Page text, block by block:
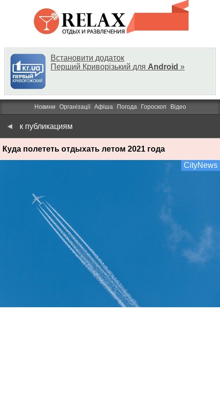
Встановити додаток
Перший Криворізький для Android »
Новини Організації Афіша Погода Гороскоп Відео
к публикациям
Куда полететь отдыхать летом 2021 года
CityNews